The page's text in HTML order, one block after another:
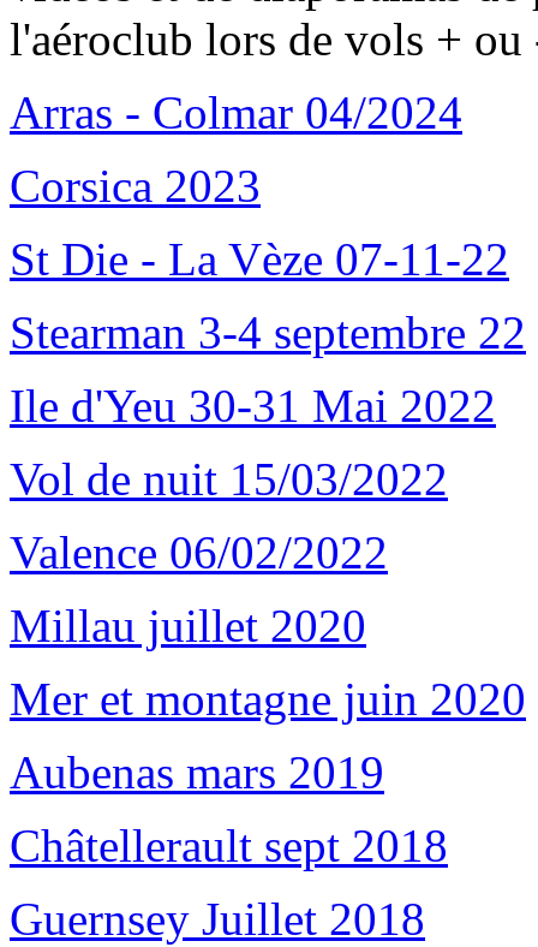
l'aéroclub lors de vols + ou
Arras - Colmar 04/2024
Corsica 2023
St Die - La Vèze 07-11-22
Stearman 3-4 septembre 22
Ile d'Yeu 30-31 Mai 2022
Vol de nuit 15/03/2022
Valence 06/02/2022
Millau juillet 2020
Mer et montagne juin 2020
Aubenas mars 2019
Châtellerault sept 2018
Guernsey Juillet 2018